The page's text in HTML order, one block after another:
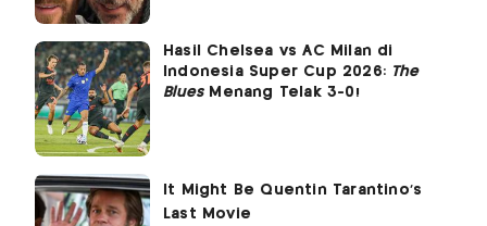
Hasil Chelsea vs AC Milan di
Indonesia Super Cup 2026: The
BluesMenang Telak 3-0!